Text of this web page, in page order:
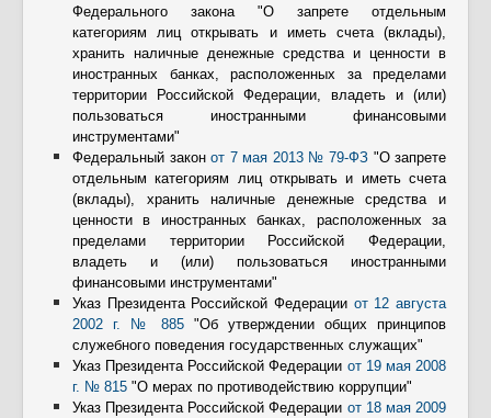
Федерального закона "О запрете отдельным
категориям лиц открывать и иметь счета (вклады),
хранить наличные денежные средства и ценности в
иностранных банках, расположенных за пределами
территории Российской Федерации, владеть и (или)
пользоваться иностранными финансовыми
инструментами"
Федеральный закон от 7 мая 2013 № 79-ФЗ "О запрете
отдельным категориям лиц открывать и иметь счета
(вклады), хранить наличные денежные средства и
ценности в иностранных банках, расположенных за
пределами территории Российской Федерации,
владеть и (или) пользоваться иностранными
финансовыми инструментами"
Указ Президента Российской Федерации от 12 августа
2002 г. № 885 "Об утверждении общих принципов
служебного поведения государственных служащих"
Указ Президента Российской Федерации от 19 мая 2008
г. № 815 "О мерах по противодействию коррупции"
Указ Президента Российской Федерации от 18 мая 2009